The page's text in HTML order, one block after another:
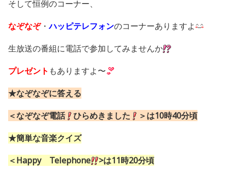
そして恒例のコーナー、
なぞなぞ・ハッピテレフォンのコーナーありますよ
生放送の番組に電話で参加してみませんか
プレゼント もありますよ〜
★なぞなぞに答える
＜なぞなぞ電話
ひらめきました
＞は10時40分頃
★簡単な音楽クイズ
＜Happy Telephone
>は11時20分頃